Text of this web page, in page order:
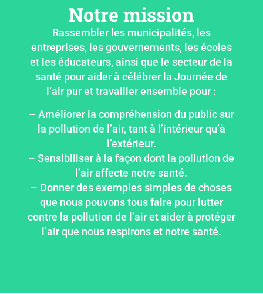
Notre mission
Rassembler les municipalités, les
entreprises, les gouvernements, les écoles
et les éducateurs, ainsi que le secteur de la
santé pour aider à célébrer la Journée de
l’air pur et travailler ensemble pour :
– Améliorer la compréhension du public sur
la pollution de l’air, tant à l’intérieur qu’à
l’extérieur.
– Sensibiliser à la façon dont la pollution de
l’air affecte notre santé.
– Donner des exemples simples de choses
que nous pouvons tous faire pour lutter
contre la pollution de l’air et aider à protéger
l’air que nous respirons et notre santé.